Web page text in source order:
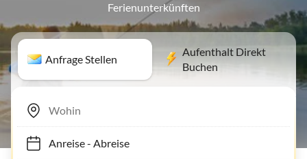
Ferienunterkünften
Anfrage Stellen
Aufenthalt Direkt
Buchen
Anreise- Abreise